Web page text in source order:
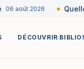
août 2026 Quelle
DÉCOUVRIR